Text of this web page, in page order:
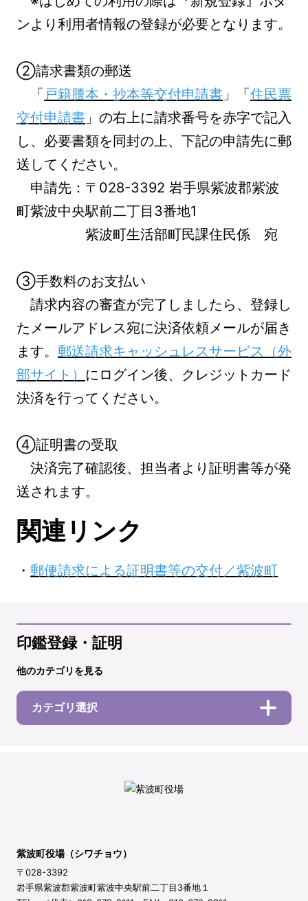
ンより利用者情報の登録が必要となります。
②請求書類の郵送
「 戸籍謄本・抄本等交付申請書 」「住民票
交付申請書 」の右上に請求番号を赤字で記入
し、必要書類を同封の上、下記の申請先に郵
送してください。
申請先：〒028-3392 岩手県紫波郡紫波
町紫波中央駅前二丁目3番地1
紫波町生活部町民課住民係 宛
③手数料のお支払い
請求内容の審査が完了しましたら、登録し
たメールアドレス宛に決済依頼メールが届き
ます。 郵送請求キャッシュレスサービス（外
部サイト） にログイン後、クレジットカード
決済を行ってください。
④証明書の受取
決済完了確認後、担当者より証明書等が発
送されます。
関連リンク
・ 郵便請求による証明書等の交付／紫波町
印鑑登録・証明
他のカテゴリを見る
カテゴリ選択
紫波町役場（シワチョウ）
〒028-3392
岩手県紫波郡紫波町紫波中央駅前二丁目3番地１